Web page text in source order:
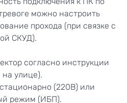
можно настроить
прохода (при связке с
СКУД).
согласно инструкции
улице).
(220В) или
режим (ИБП).